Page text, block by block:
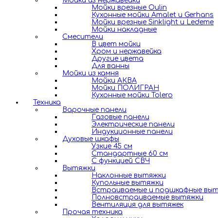
Мойки врезные Oulin
Кухонные мойки Amalet и Gerhans
Мойки врезные Sinklight и Ledeme
Мойки накладные
Смесители
В цвет мойки
Хром и нержавейка
Другие цвета
Для ванны
Мойки из камня
Мойки АКВА
Мойки ПОЛИГРАН
Кухонные мойки Tolero
Техника
Варочные панели
Газовые панели
Электрические панели
Индукционные панели
Духовые шкафы
Узкие 45 см
Стандартные 60 см
С функцией СВЧ
Вытяжки
Наклонные вытяжки
Купольные вытяжки
Встраиваемые и подшкафные
Полновстраиваемые вытяжки
Вентиляция для вытяжек
Прочая техника